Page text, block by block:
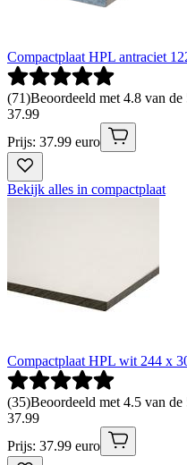
Compactplaat HPL antraciet
(71)Beoordeeld met 4.8 van
37.99
Prijs: 37.99 euro
Bekijk alles in compactplaat
Compactplaat HPL wit 244 x
(35)Beoordeeld met 4.5 van
37.99
Prijs: 37.99 euro